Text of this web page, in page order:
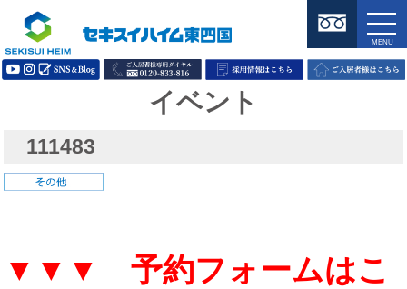
イベント
111483
▼▼▼ 予約フォームはこ